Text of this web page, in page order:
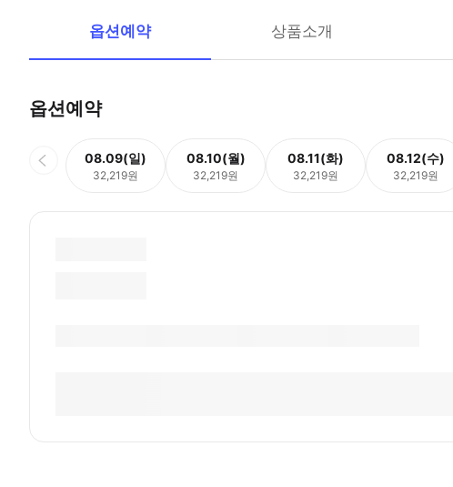
옵션예약 상품소개
옵션예약
08.09(일)
32,219원
08.10(월)
32,219원
08.11(화)
32,219원
08.12(수)
32,219원